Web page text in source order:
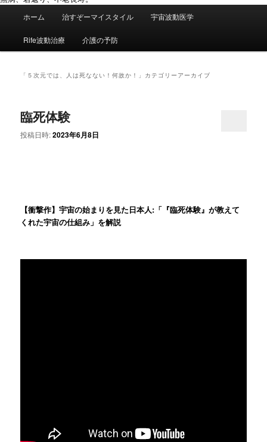
メ
ホーム 治すぞーマイスタイル 宇宙波動医学
Rife波動治療 介護の予防
「 ５次元では、人は死なない！何故か！ 」カテゴリーアーカイブ
臨死体験
投稿日時:2023年6月8日
【衝撃作】宇宙の始まりを見た日本人:「『臨死体験』が教えて
くれた宇宙の仕組み」を解説